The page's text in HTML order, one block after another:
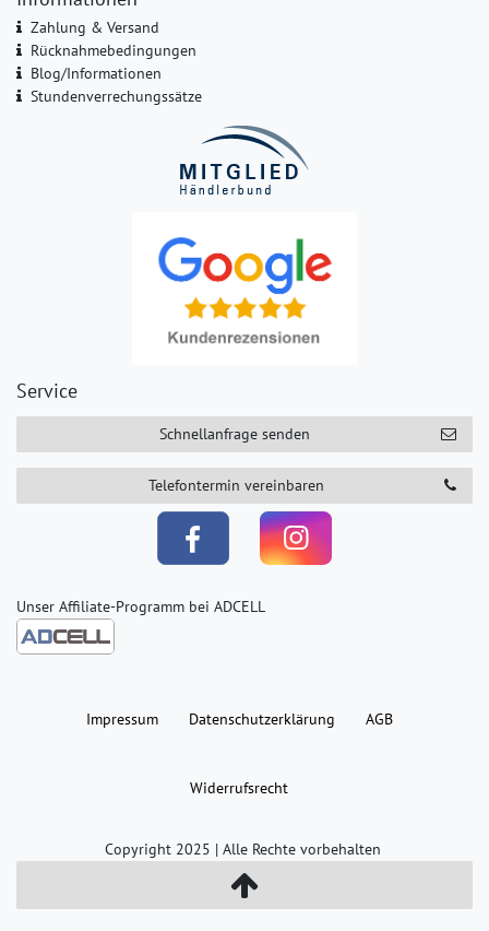
Zahlung & Versand
Rücknahmebedingungen
Blog/Informationen
Stundenverrechungssätze
Service
Schnellanfrage senden
Telefontermin vereinbaren
Unser Affiliate-Programm bei ADCELL
Impressum Daten­schutz­erklärung AGB
Widerrufs­recht
Copyright 2025 | Alle Rechte vorbehalten